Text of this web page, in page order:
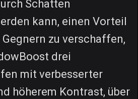
Schatten
kann, einen Vorteil
zu verschaffen,
drei
mit verbesserter
höherem Kontrast, über